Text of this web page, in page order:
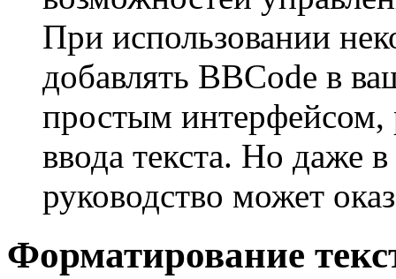
При использовании
добавлять BBCode в
простым
ввода текста. Но даже
руководство может
Форматирование